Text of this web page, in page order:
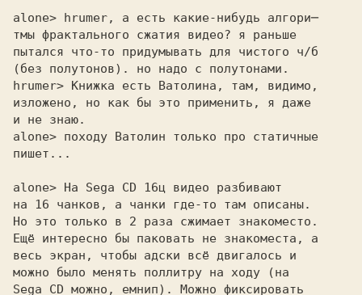
alone> hrumer, а есть какие-нибудь алгори─
тмы фрактального сжатия видео? я раньше
пытался что-то придумывать для чистого ч/б
(без полутонов). но надо с полутонами.
hrumer> Книжка есть Ватолина, там, видимо,
изложено, но как бы это применить, я даже
и не знаю.
alone> походу Ватолин только про статичные
пишет...
alone> На Sega CD 16ц видео разбивают
на 16 чанков, а чанки где-то там описаны.
Но это только в 2 раза сжимает знакоместо.
Ещё интересно бы паковать не знакоместа, а
весь экран, чтобы адски всё двигалось и
можно было менять поллитру на ходу (на
Sega CD можно, емнип). Можно фиксировать